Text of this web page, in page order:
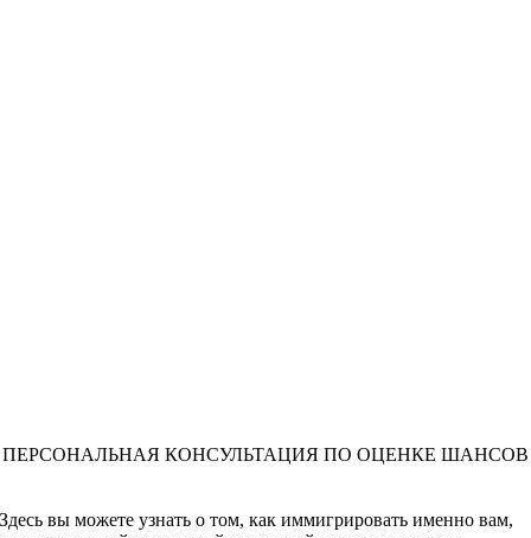
ПЕРСОНАЛЬНАЯ КОНСУЛЬТАЦИЯ ПО ОЦЕНКЕ ШАНСОВ
Здесь вы можете узнать о том, как иммигрировать именно вам,